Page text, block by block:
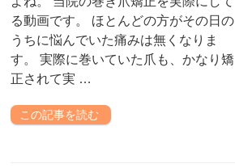
る動画です。 ほとんどの方がその日の
うちに悩んでいた痛みは無くなりま
す。 実際に巻いていた爪も、かなり矯
正されて実 …
この記事を読む